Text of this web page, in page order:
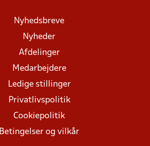
Nyhedsbreve
Nyheder
Afdelinger
Medarbejdere
Ledige stillinger
Privatlivspolitik
Cookiepolitik
Betingelser og vilkår